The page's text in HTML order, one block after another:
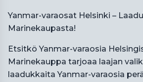
Yanmar-varaosat Helsinki –
Marinekaupasta!
Etsitkö Yanmar-varaosia
Marinekauppa tarjoaa laajan
laadukkaita Yanmar-varaosia